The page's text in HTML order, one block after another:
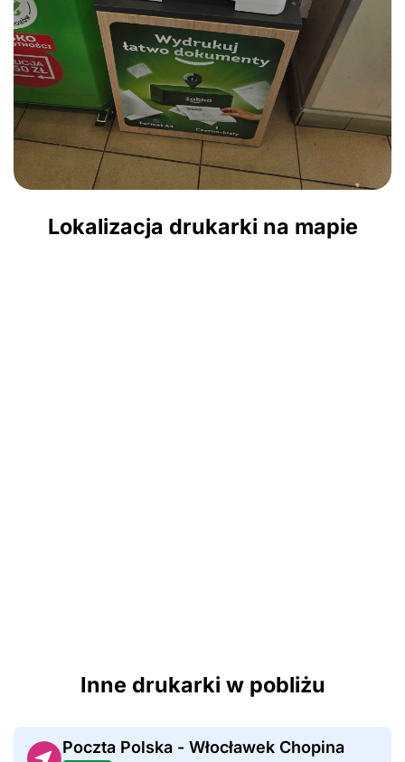
Lokalizacja drukarki na mapie
Inne drukarki w pobliżu
Poczta Polska - Włocławek Chopina